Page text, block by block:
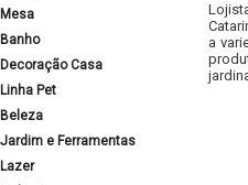
Mesa
Banho
Decoração Casa
Linha Pet
Beleza
Jardim e Ferramentas
Lazer
a